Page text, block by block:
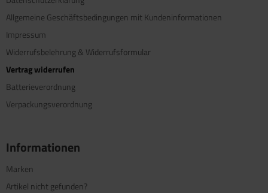
Allgemeine Geschäftsbedingungen mit Kundeninformationen
Impressum
Widerrufsbelehrung & Widerrufsformular
Vertrag widerrufen
Batterieverordnung
Verpackungsverordnung
Informationen
Marken
Artikel nicht gefunden?